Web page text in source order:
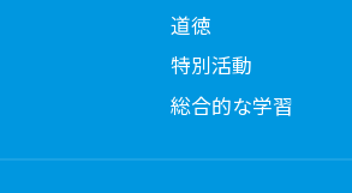
道徳
特別活動
総合的な学習